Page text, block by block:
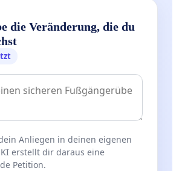
die Veränderung, die du
Anliegen in deinen eigenen
erstellt dir daraus eine
Petition.